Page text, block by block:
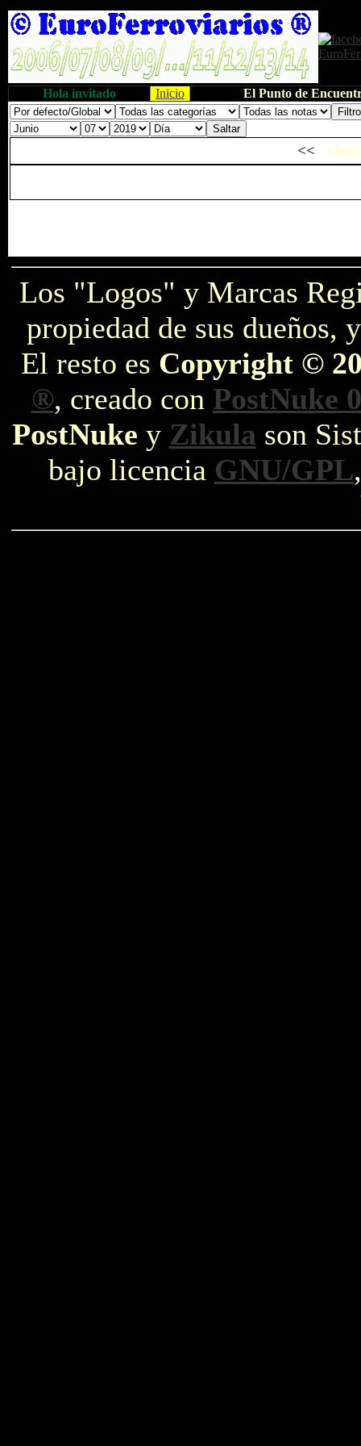
Hola invitado Inicio El Punto de
<<
Los "Logos" y Marcas
propiedad de sus dueños,
El resto es Copyright ©
®, creado con PostNuke
PostNuke y Zikula son
bajo licencia GNU/GPL